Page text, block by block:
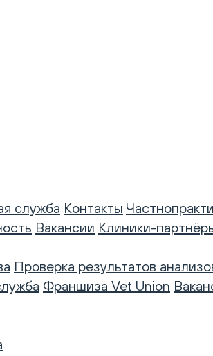
служба Контакты
Вакансии Клиники-
Проверка результатов
Франшиза Vet Union